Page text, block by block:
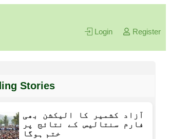
Login Register
Stories
آزاد کشمیر کا الیکشن بھی
فارم سنتالیس کے نتائج پر
ختم ہوگا